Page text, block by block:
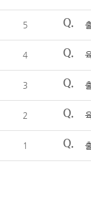
5 Q.
4 Q.
3 Q.
2 Q.
1 Q.